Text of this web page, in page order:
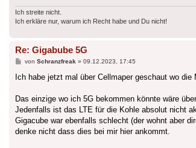
Ich streite nicht.
Ich erkläre nur, warum ich Recht habe und Du nicht!
Re: Gigabube 5G
Beitrag
von Schranzfreak» 09.12.2023, 17:45
Ich habe jetzt mal über Cellmaper geschaut wo
Das einzige wo ich 5G bekommen könnte wäre
Jedenfalls ist das LTE für die Kohle absolut nicht
Gigacube war ebenfalls schlecht (der wohnt aber
denke nicht dass dies bei mir hier ankommt.